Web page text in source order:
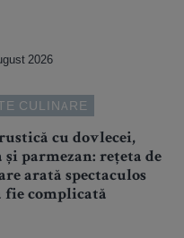
2026
CULINARE
cu dovlecei,
parmezan: rețeta de
arată spectaculos
fie complicată